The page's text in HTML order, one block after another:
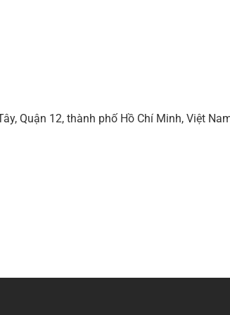
Quận 12, thành phố Hồ Chí Minh, Việt